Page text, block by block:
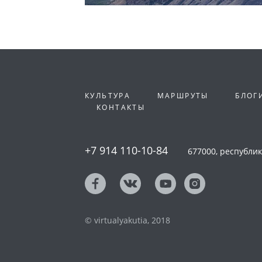
КУЛЬТУРА МАРШРУТЫ
КОНТАКТЫ
+7 914 110-10-84 677000,
© virtualyakutia, 2018